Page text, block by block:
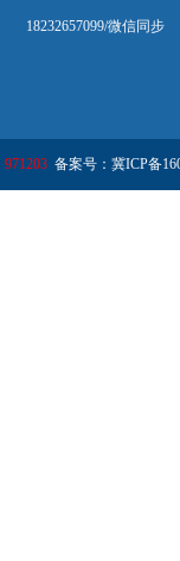
18232657099/微信同步
971203 备案号：冀ICP备